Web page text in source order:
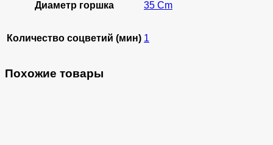
Диаметр горшка 35 Cm
Количество соцветий (мин) 1
Похожие товары